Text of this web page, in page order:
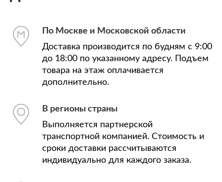
По Москве и Московской области
Доставка производится по будням с 9:00
до 18:00 по указанному адресу. Подъем
товара на этаж оплачивается
дополнительно.
В регионы страны
Выполняется партнерской
транспортной компанией. Стоимость и
сроки доставки рассчитываются
индивидуально для каждого заказа.